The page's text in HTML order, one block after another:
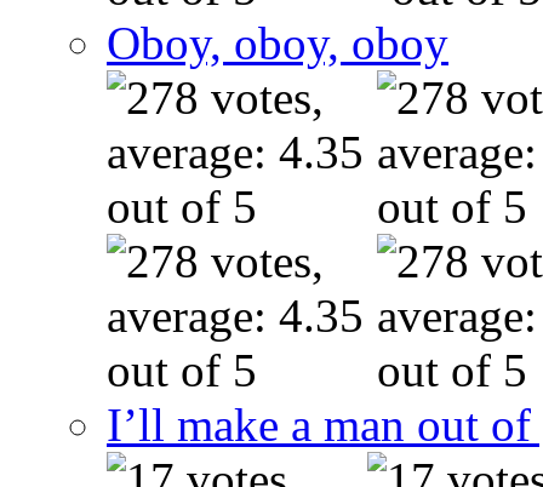
Oboy, oboy, oboy
I’ll make a man out